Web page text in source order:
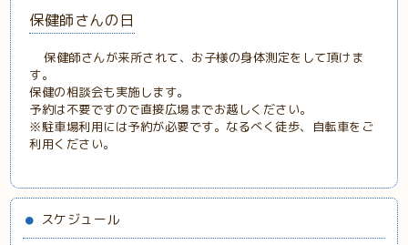
保健師さんの日
保健師さんが来所されて、お子様の身体測定をして頂けま
す。
保健の相談会も実施します。
予約は不要ですので直接広場までお越しください。
※駐車場利用には予約が必要です。なるべく徒歩、自転車をご
利用ください。
スケジュール